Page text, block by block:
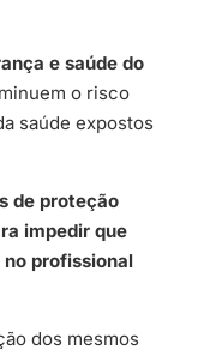
e saúde do
o risco
saúde expostos
de proteção
impedir que
profissional
dos mesmos